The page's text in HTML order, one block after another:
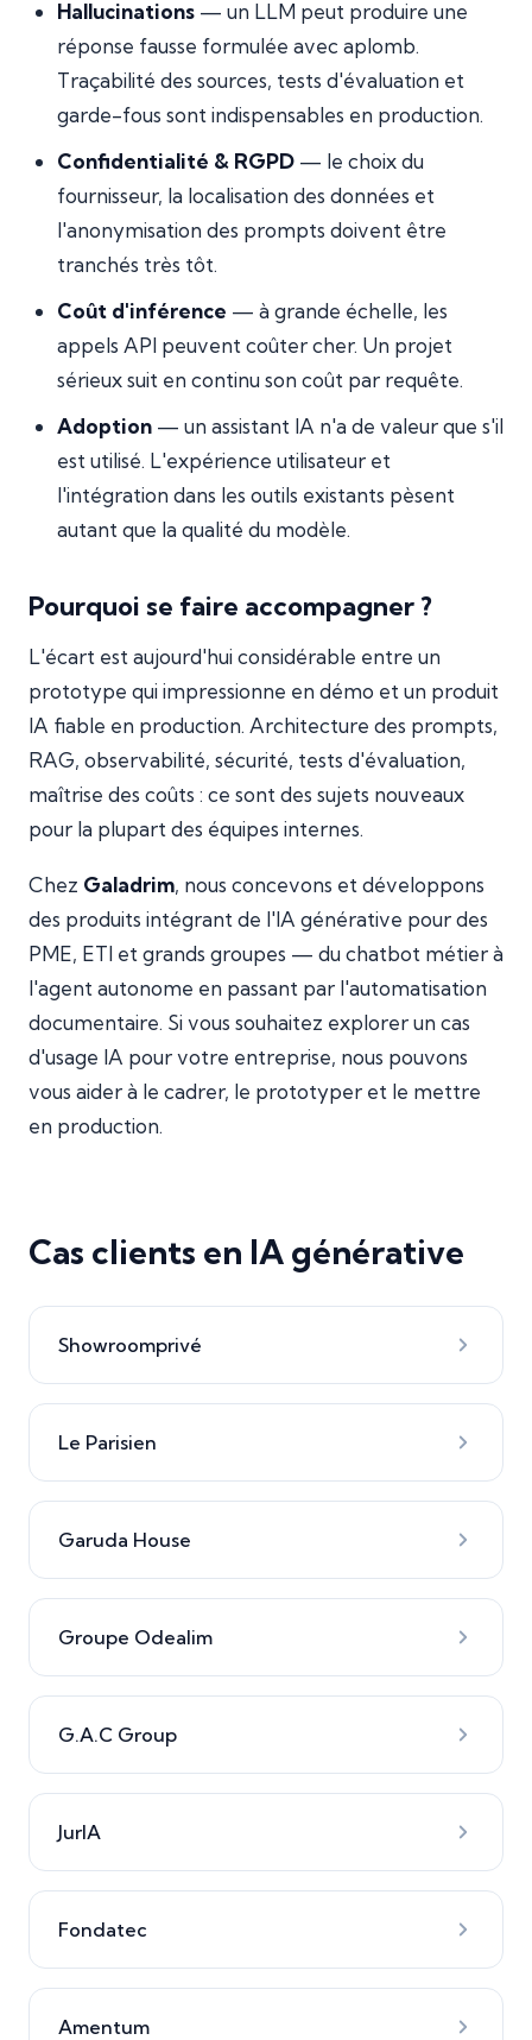
Hallucinations — un LLM peut produire une
réponse fausse formulée avec aplomb.
Traçabilité des sources, tests d'évaluation et
garde-fous sont indispensables en production.
Confidentialité & RGPD — le choix du
fournisseur, la localisation des données et
l'anonymisation des prompts doivent être
tranchés très tôt.
Coût d'inférence — à grande échelle, les
appels API peuvent coûter cher. Un projet
sérieux suit en continu son coût par requête.
Adoption — un assistant IA n'a de valeur que s'il
est utilisé. L'expérience utilisateur et
l'intégration dans les outils existants pèsent
autant que la qualité du modèle.
Pourquoi se faire accompagner ?
L'écart est aujourd'hui considérable entre un
prototype qui impressionne en démo et un produit
IA fiable en production. Architecture des prompts,
RAG, observabilité, sécurité, tests d'évaluation,
maîtrise des coûts : ce sont des sujets nouveaux
pour la plupart des équipes internes.
Chez Galadrim, nous concevons et développons
des produits intégrant de l'IA générative pour des
PME, ETI et grands groupes — du chatbot métier à
l'agent autonome en passant par l'automatisation
documentaire. Si vous souhaitez explorer un cas
d'usage IA pour votre entreprise, nous pouvons
vous aider à le cadrer, le prototyper et le mettre
en production.
Cas clients en IA générative
Showroomprivé
Le Parisien
Garuda House
Groupe Odealim
G.A.C Group
JurIA
Fondatec
Amentum